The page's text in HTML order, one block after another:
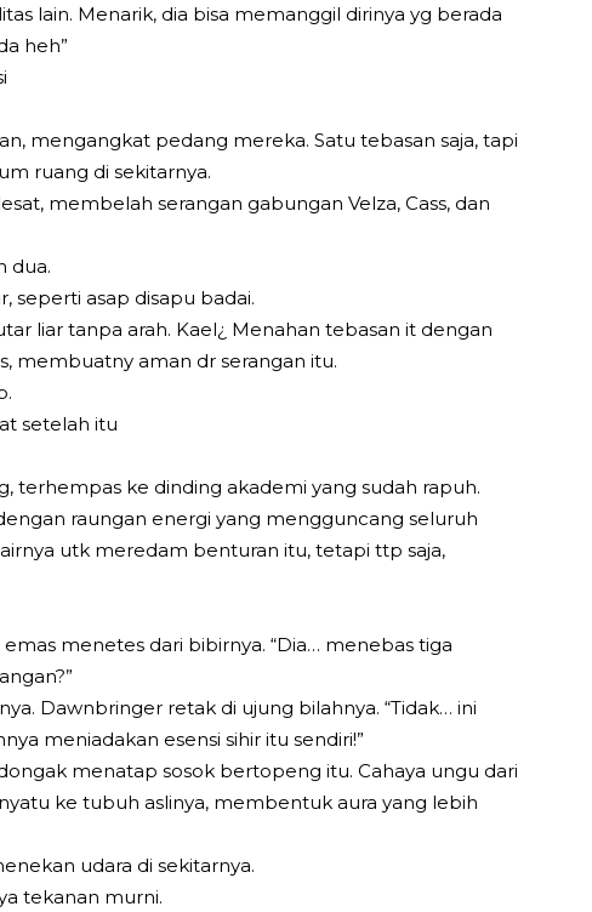
lain. Menarik, dia bisa memanggil dirinya yg berada
heh”
mengangkat pedang mereka. Satu tebasan saja, tapi
ruang di sekitarnya.
membelah serangan gabungan Velza, Cass, dan
dua.
seperti asap disapu badai.
liar tanpa arah. Kael¿ Menahan tebasan it dengan
membuatny aman dr serangan itu.
setelah itu
terhempas ke dinding akademi yang sudah rapuh.
raungan energi yang mengguncang seluruh
utk meredam benturan itu, tetapi ttp saja,
menetes dari bibirnya. “Dia… menebas tiga
Dawnbringer retak di ujung bilahnya. “Tidak… ini
meniadakan esensi sihir itu sendiri!”
menatap sosok bertopeng itu. Cahaya ungu dari
ke tubuh aslinya, membentuk aura yang lebih
udara di sekitarnya.
tekanan murni.